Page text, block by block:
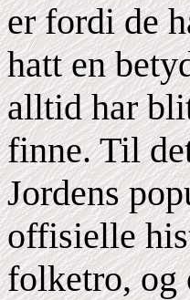
er fordi de
hatt en
alltid har
finne. Til
Jordens
offisielle
folketro, og